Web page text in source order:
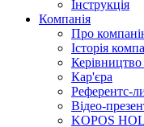
Інструкція
Компанія
Про
Історія
Керівництво
Кар'єра
Референтс-
Відео-
KOPOS